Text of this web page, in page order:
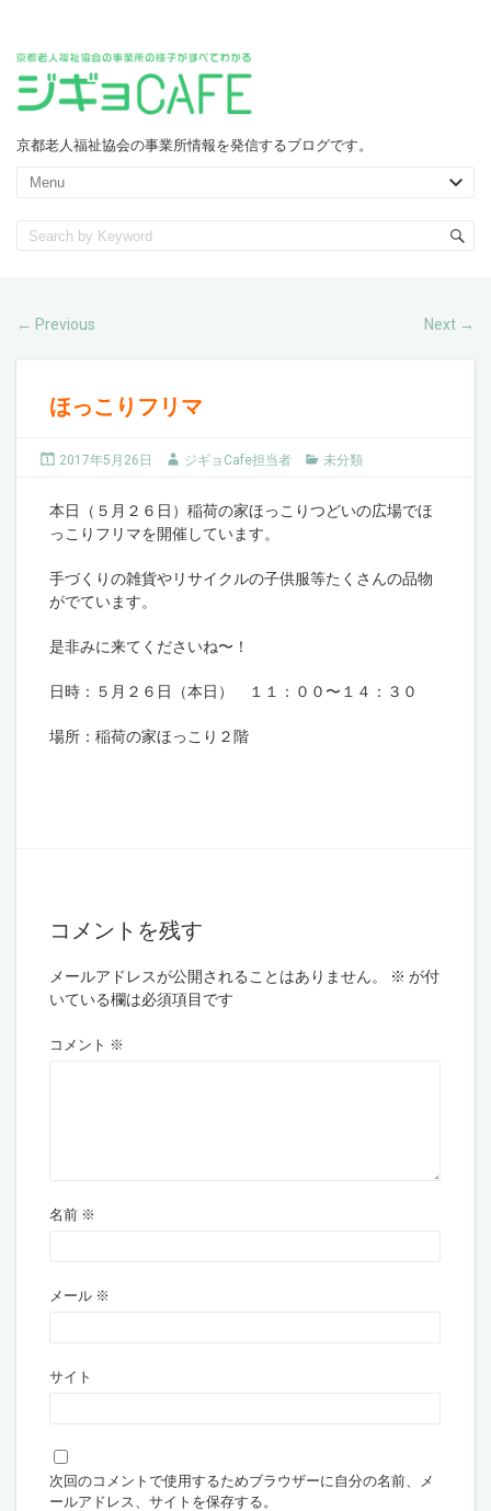
京都老人福祉協会の事業所情報を発信するブログです。
← Previous Next →
ほっこりフリマ
2017年5月26日 ジギョCafe担当者 未分類
本日（５月２６日）稲荷の家ほっこりつどいの広場でほ
っこりフリマを開催しています。
手づくりの雑貨やリサイクルの子供服等たくさんの品物
がでています。
是非みに来てくださいね〜！
日時：５月２６日（本日） １１：００〜１４：３０
場所：稲荷の家ほっこり２階
コメントを残す
メールアドレスが公開されることはありません。 ※ が付
いている欄は必須項目です
コメント ※
名前 ※
メール ※
サイト
次回のコメントで使用するためブラウザーに自分の名前、メ
ールアドレス、サイトを保存する。